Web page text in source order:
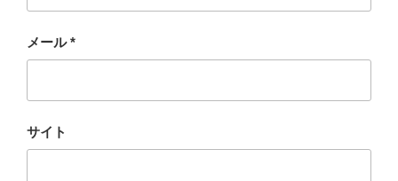
メール*
サイト